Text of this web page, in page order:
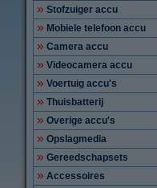
Stofzuiger accu
Mobiele telefoon accu
Camera accu
Videocamera accu
Voertuig accu's
Thuisbatterij
Overige accu's
Opslagmedia
Gereedschapsets
Accessoires